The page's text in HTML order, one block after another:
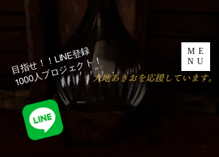
ME
NU
​大地あきおを応援しています。
目指せ！！LINE登録
1000人プロジェクト！​